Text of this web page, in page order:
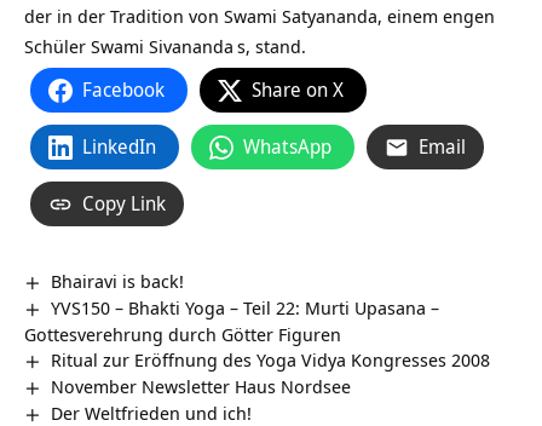
der in der Tradition von Swami Satyananda, einem engen
Schüler Swami Sivananda s, stand.
Facebook Share on X
LinkedIn WhatsApp Email
Copy Link
Bhairavi is back!
YVS150 – Bhakti Yoga – Teil 22: Murti Upasana –
Gottesverehrung durch Götter Figuren
Ritual zur Eröffnung des Yoga Vidya Kongresses 2008
November Newsletter Haus Nordsee
Der Weltfrieden und ich!